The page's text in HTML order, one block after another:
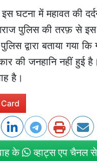
घटना में महावत की
पुलिस की तरफ़ से इस
द्वारा बताया गया कि
की जनहानि नहीं हुई
है।
के व्हाट्स एप चैनल